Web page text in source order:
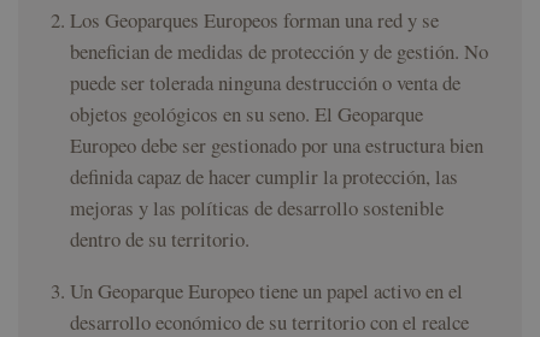
Los Geoparques Europeos forman una red y se
benefician de medidas de protección y de gestión. No
puede ser tolerada ninguna destrucción o venta de
objetos geológicos en su seno. El Geoparque
Europeo debe ser gestionado por una estructura bien
definida capaz de hacer cumplir la protección, las
mejoras y las políticas de desarrollo sostenible
dentro de su territorio.
Un Geoparque Europeo tiene un papel activo en el
desarrollo económico de su territorio con el realce